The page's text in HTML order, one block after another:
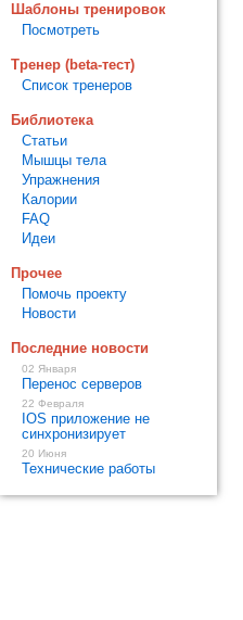
Шаблоны тренировок
Посмотреть
Тренер (beta-тест)
Список тренеров
Библиотека
Статьи
Мышцы тела
Упражнения
Калории
FAQ
Идеи
Прочее
Помочь проекту
Новости
Последние новости
02 Января
Перенос серверов
22 Февраля
IOS приложение не
синхронизирует
20 Июня
Технические работы